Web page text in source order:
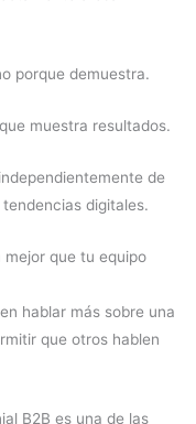
porque demuestra.
muestra resultados.
de
digitales.
que tu equipo
hablar más sobre una
que otros hablen
B2B es una de las